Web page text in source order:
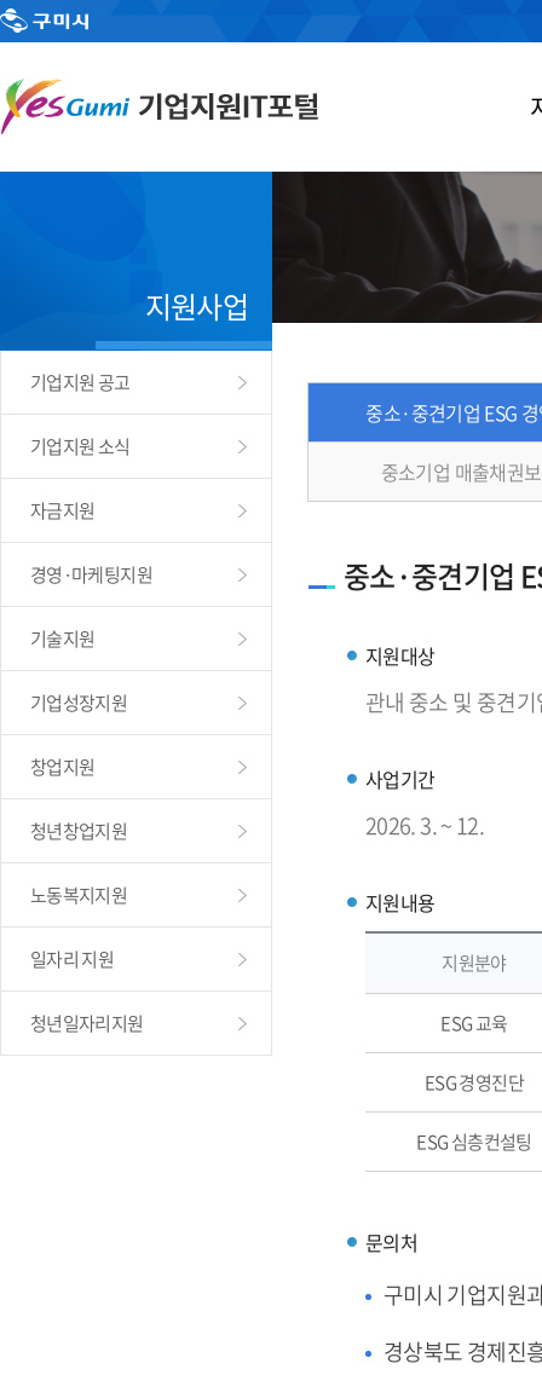
지원사업
기업지원 공고
기업지원 소식
자금지원
경영·마케팅지원
기술지원
기업성장지원
창업지원
청년창업지원
노동복지지원
일자리 지원
청년일자리지원
중소·중견기업 ESG
중소기업 매출채권
중소·중견기업
지원대상
관내 중소 및 중견
사업기간
2026. 3. ~ 12.
지원내용
지원분야
ESG 교육
ESG 경영진단
ESG 심층컨설팅
문의처
구미시 기업지원
경상북도 경제진